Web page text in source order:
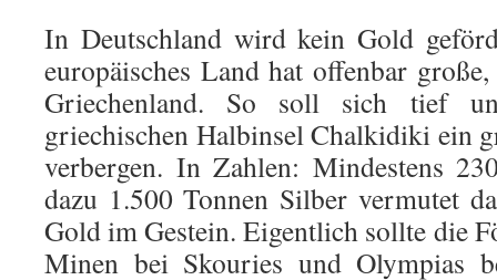
In Deutschland wird kein Gold
europäisches Land hat offenbar
Griechenland. So soll sich tief
griechischen Halbinsel Chalkidiki ein
verbergen. In Zahlen: Mindestens
dazu 1.500 Tonnen Silber vermutet
Gold im Gestein. Eigentlich sollte die
Minen bei Skouries und Olympias